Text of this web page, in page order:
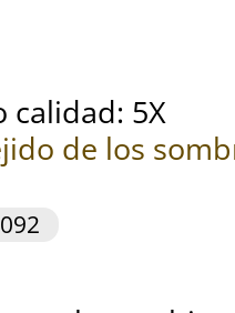
calidad: 5X
de los